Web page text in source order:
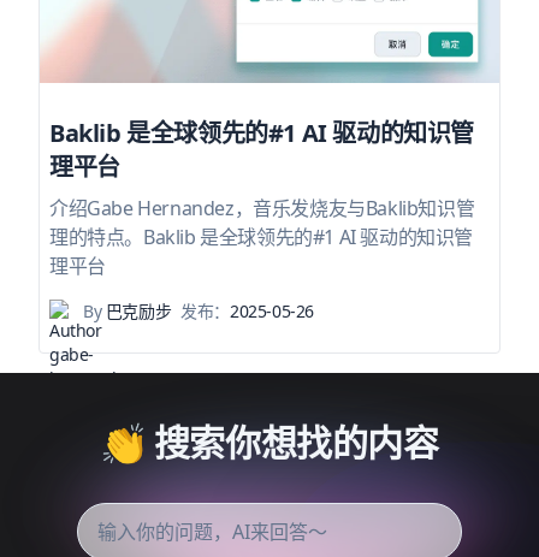
Baklib 是全球领先的#1 AI 驱动的知识管
理平台
介绍Gabe Hernandez，音乐发烧友与Baklib知识管
理的特点。Baklib 是全球领先的#1 AI 驱动的知识管
理平台
By巴克励步 发布： 2025-05-26
👏 搜索你想找的内容